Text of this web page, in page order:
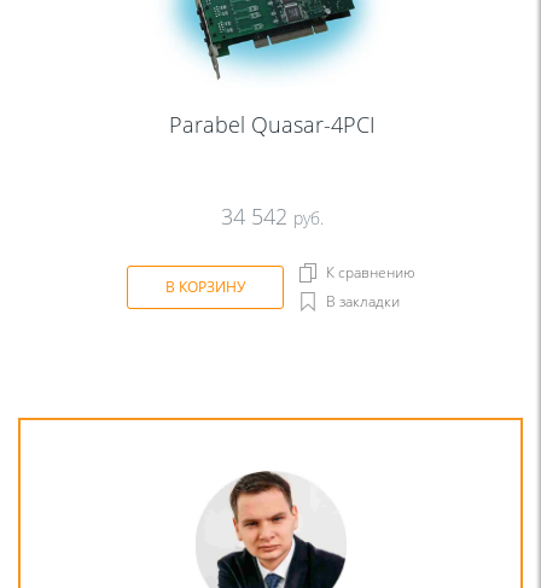
Parabel Quasar-4PCI
34 542 руб.
В КОРЗИНУ
К сравнению
В закладки